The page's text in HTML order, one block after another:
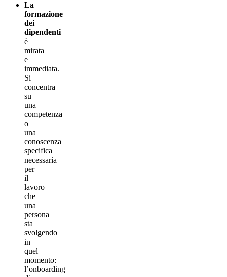
La
formazione
dei
dipendenti
è
mirata
e
immediata.
Si
concentra
su
una
competenza
o
una
conoscenza
specifica
necessaria
per
il
lavoro
che
una
persona
sta
svolgendo
in
quel
momento:
l’onboarding